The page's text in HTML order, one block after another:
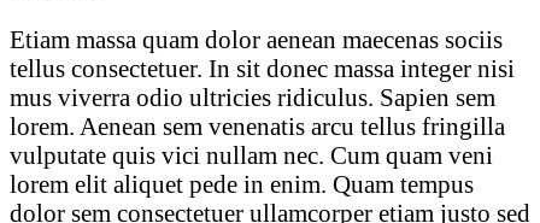
Etiam massa quam dolor aenean maecenas sociis
tellus consectetuer. In sit donec massa integer nisi
mus viverra odio ultricies ridiculus. Sapien sem
lorem. Aenean sem venenatis arcu tellus fringilla
vulputate quis vici nullam nec. Cum quam veni
lorem elit aliquet pede in enim. Quam tempus
dolor sem consectetuer ullamcorper etiam justo sed